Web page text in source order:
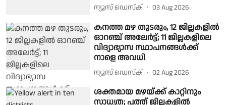
ന്യൂസ് ഡെസ്ക് 03 Aug 2026
കനത്ത മഴ തുടരും, 12 ജില്ലകളിൽ
ഓറഞ്ച് അലേർട്ട്; 11 ജില്ലകളിലെ
വിദ്യാഭ്യാസ സ്ഥാപനങ്ങൾക്ക്
നാളെ അവധി
ന്യൂസ് ഡെസ്ക് 02 Aug 2026
ശക്തമായ മഴയ്ക്ക് കാറ്റിനും
സാധ്യത; പത്ത് ജില്ലകളിൽ